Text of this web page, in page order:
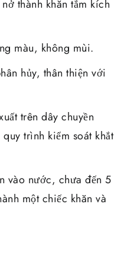
thành khăn tắm kích
màu, không mùi.
hủy, thân thiện với
trên dây chuyền
trình kiểm soát khắt
vào nước, chưa đến 5
một chiếc khăn và